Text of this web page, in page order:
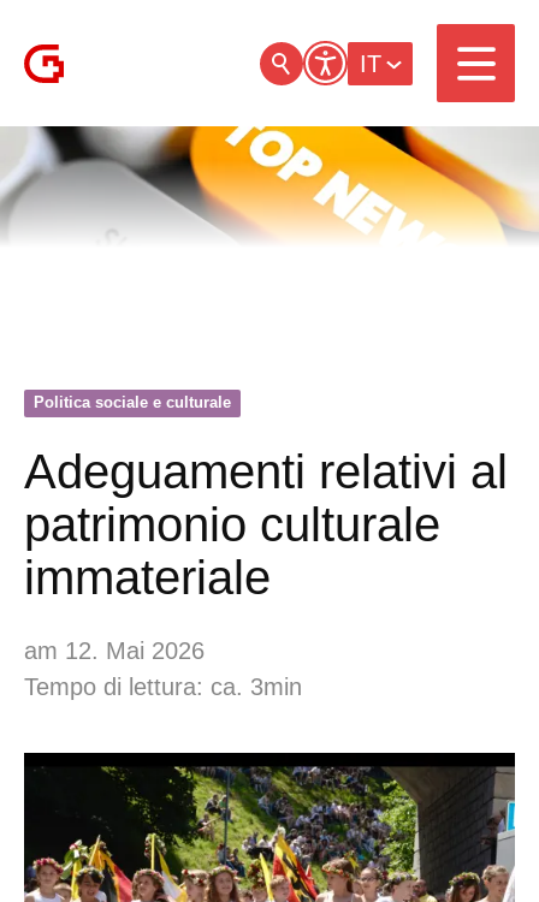
IT
Politica sociale e culturale
Adeguamenti relativi al
patrimonio culturale
immateriale
am 12. Mai 2026
Tempo di lettura: ca. 3min